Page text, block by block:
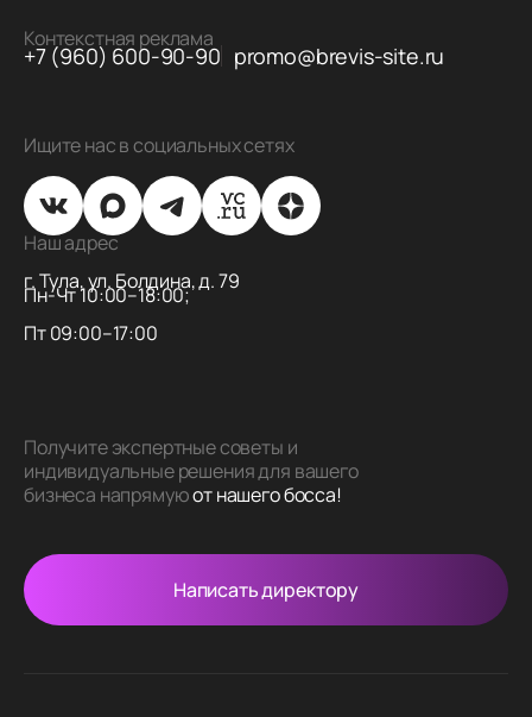
Получите экспертные советы и
индивидуальные решения для вашего
бизнеса напрямуюот нашего босса!
Написать директору
Ищите нас в социальных сетях
Наш адрес
г. Тула, ул. Болдина, д. 79
Пн-Чт 10:00–18:00;
Пт 09:00–17:00
Контекстная реклама
+7 (960) 600-90-90 promo@brevis-site.ru